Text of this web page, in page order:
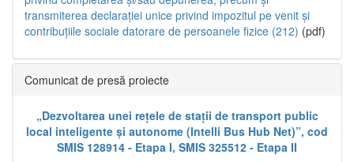
transmiterea declarației unice privind impozitul pe venit și
contribuțiile sociale datorare de persoanele fizice (212) (pdf)
Comunicat de presă proiecte
„Dezvoltarea unei rețele de stații de transport public
local inteligente și autonome (Intelli Bus Hub Net)”, cod
SMIS 128914 - Etapa I, SMIS 325512 - Etapa II